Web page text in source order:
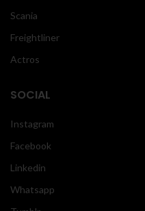
Scania
Freightliner
Actros
SOCIAL
Instagram
Facebook
Linkedin
Whatsapp